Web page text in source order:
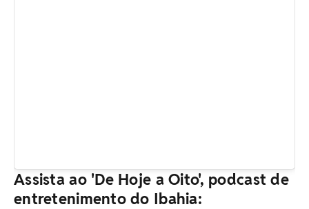
Assista ao 'De Hoje a Oito', podcast de
entretenimento do Ibahia: